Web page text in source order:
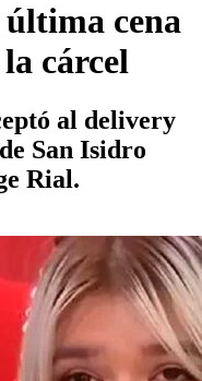
última cena
cárcel
al delivery
San Isidro
Rial.